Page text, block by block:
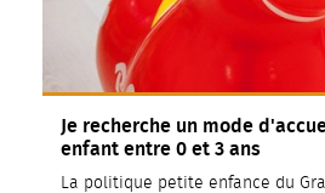
Je recherche un mode
enfant entre 0 et 3 ans
La politique petite enfance du